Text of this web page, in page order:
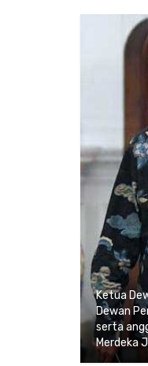
Ketua
Dewan
serta
Merdeka